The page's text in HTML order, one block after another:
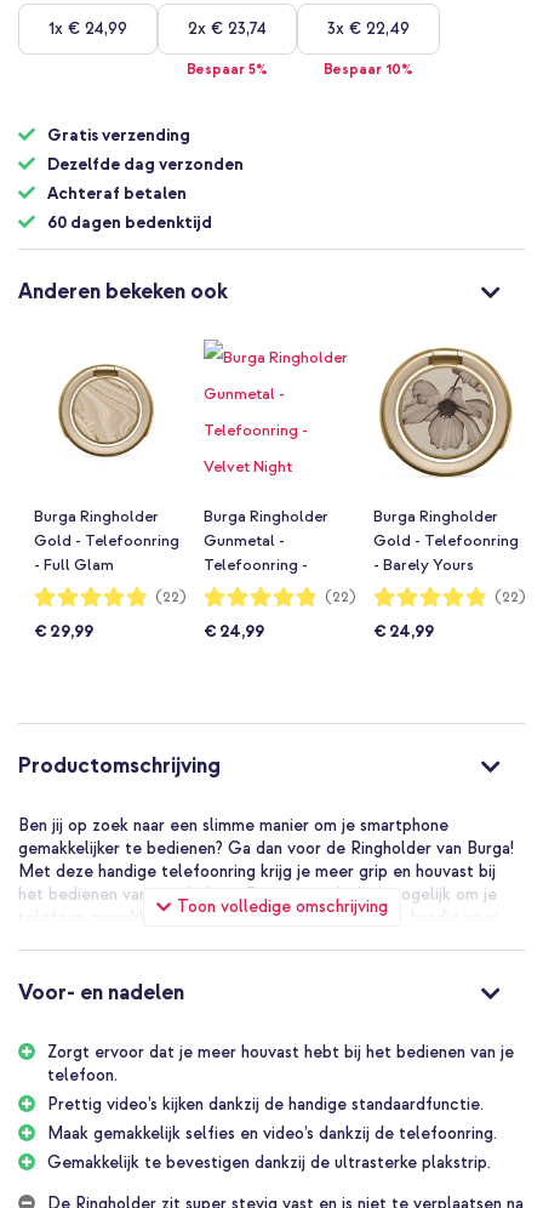
1x € 24,99 2x € 23,74
Bespaar 5%
3x € 22,49
Bespaar 10%
Gratis verzending
Dezelfde dag verzonden
Achteraf betalen
60 dagen bedenktijd
Anderen bekeken ook
Burga Ringholder
Gold - Telefoonring
- Full Glam
Waardering:
97%
(22)
€ 29,99
Burga Ringholder
Gunmetal -
Telefoonring -
Velvet Night
Waardering:
97%
(22)
€ 24,99
Burga Ringholder
Gold - Telefoonring
- Barely Yours
Waardering:
97%
(22)
€ 24,99
Productomschrijving
Toon volledige omschrijving
Ben jij op zoek naar een slimme manier om je smartphone
gemakkelijker te bedienen? Ga dan voor de Ringholder van Burga!
Met deze handige telefoonring krijg je meer grip en houvast bij
het bedienen van je telefoon. De ring maakt het mogelijk om je
telefoon gemakkelijk met één hand vast te houden, handig voor
bij lange gesprekken of het bekijken van video’s en recepten.
Met de Ringholder van Burga ben je verzekerd van een stevige
grip op je telefoon. Deze handige telefoonring zorgt voor meer
houvast bij het bedienen van je telefoon, waardoor je deze een
stuk minder snel uit je handen laat vallen.
Maak gemakkelijk selfies en video’s
Gebruik jij je telefoon vaak als camera om selfies of video’s te
Voor- en nadelen
Zorgt ervoor dat je meer houvast hebt bij het bedienen van je
telefoon.
Prettig video’s kijken dankzij de handige standaardfunctie.
Maak gemakkelijk selfies en video’s dankzij de telefoonring.
Gemakkelijk te bevestigen dankzij de ultrasterke plakstrip.
De Ringholder zit super stevig vast en is niet te verplaatsen na